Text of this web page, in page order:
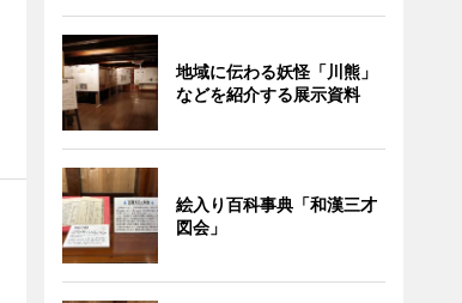
地域に伝わる妖怪「川熊」
などを紹介する展示資料
絵入り百科事典「和漢三才
図会」